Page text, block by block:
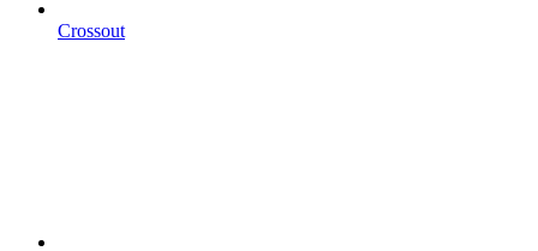
Crossout